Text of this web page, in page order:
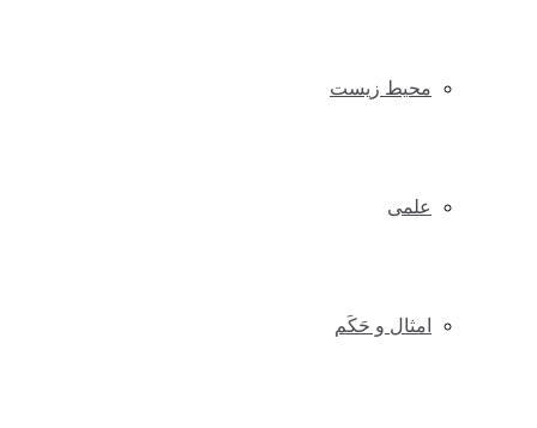
محیط زیست
علمی
امثال و حَکَم